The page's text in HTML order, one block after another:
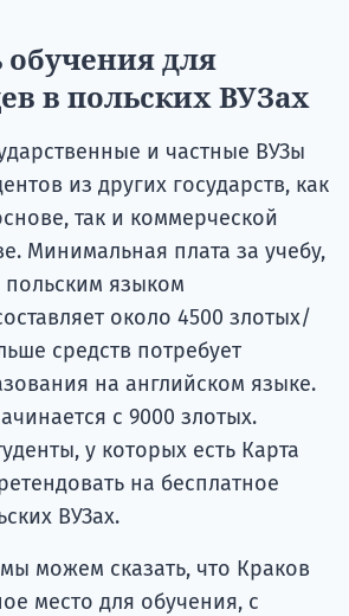
для
в польских ВУЗах
и частные ВУЗы
из других государств, как
так и коммерческой
Минимальная плата за учебу,
польским языком
около 4500 злотых/
средств потребует
на английском языке.
с 9000 злотых.
у которых есть Карта
на бесплатное
ВУЗах.
можем сказать, что Краков
место для обучения, с